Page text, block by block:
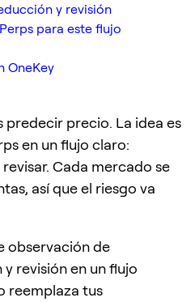
y revisión
para este flujo
OneKey
predecir precio. La idea es
en un flujo claro:
Cada mercado se
así que el riesgo va
observación de
revisión en un flujo
reemplaza tus